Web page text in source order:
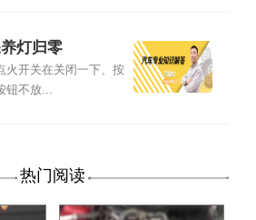
灯归零
火开关在关闭一下、按
钮不放...
热门阅读